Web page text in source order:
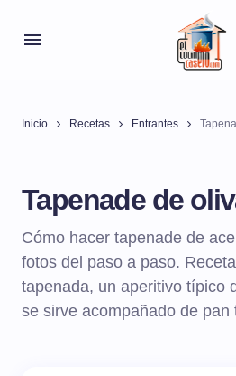
Inicio Recetas Entrantes
Tapenade de
Cómo hacer tapenade de
fotos del paso a paso.
tapenada, un aperitivo típico
se sirve acompañado de pan